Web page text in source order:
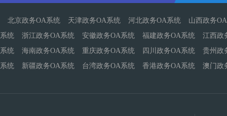
北京政务OA系统 天津政务OA系统 河北政务OA系统
山西政务
系统
浙江政务OA系统 安徽政务OA系统 福建政务OA系统
江西政
系统
海南政务OA系统 重庆政务OA系统 四川政务OA系统
贵州政
系统
新疆政务OA系统 台湾政务OA系统 香港政务OA系统 澳门政